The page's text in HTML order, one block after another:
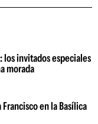
los invitados especiales
morada
en la Basílica